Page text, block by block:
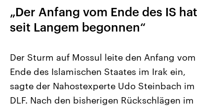
Landtagswahl Sachsen-Anhalt
2026
Alle Informationen
Sachsen-Anhalt wählt am 6.
USA
Aktuelle Beiträge,
Hintergründe
Wirtschaftlich und
„Der Anfang vom Ende des IS hat
seit Langem begonnen“
Der Sturm auf Mossul leite den Anfang vom
Ende des Islamischen Staates im Irak ein,
sagte der Nahostexperte Udo Steinbach im
DLF. Nach den bisherigen Rückschlägen im